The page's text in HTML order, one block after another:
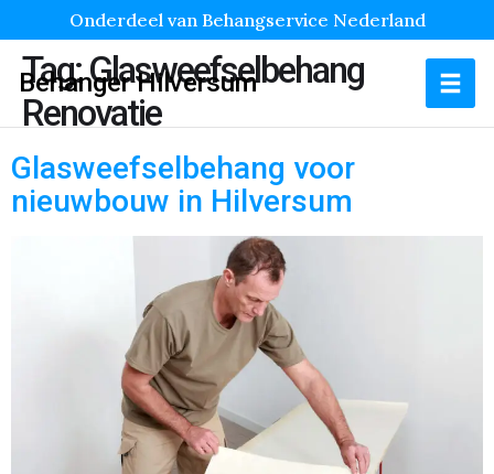
Onderdeel van Behangservice Nederland
Behanger Hilversum
Tag:Glasweefselbehang
Renovatie
Glasweefselbehang voor
nieuwbouw in Hilversum